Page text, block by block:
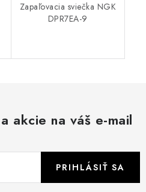
Zapaľovacia sviečka NGK
DPR7EA-9
akcie na váš e-mail
PRIHLÁSIŤ SA